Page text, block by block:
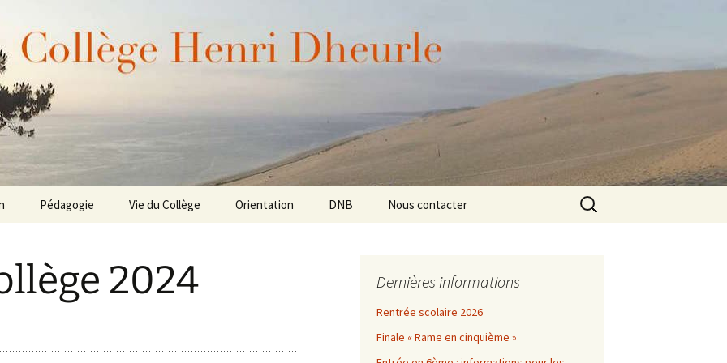
Dheurle
de La Teste de Buch (Bassin d'Arcachon – Gironde) – Académie de Bordeaux.
Pédagogie Vie du Collège Orientation DNB Nous contacter
Rechercher :
2024 Dernières informations
Rentrée scolaire 2026
Finale « Rame en cinquième »